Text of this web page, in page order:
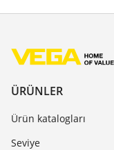
ÜRÜNLER
Ürün katalogları
Seviye